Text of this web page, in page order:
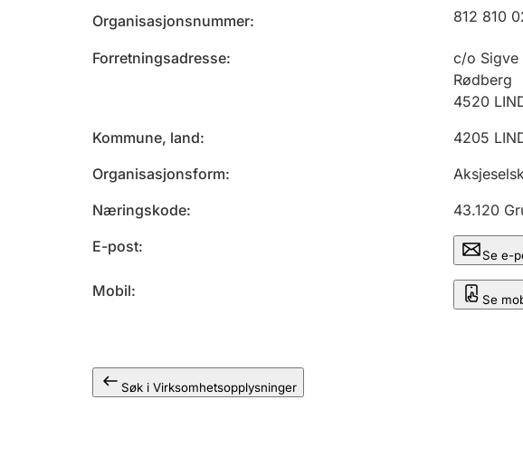
Organisasjonsnummer 812 810
Forretningsadresse
c/o Sigve
Rødberg
4520
Kommune, land
4205
Organisasjonsform
Næringskode
43.120
E-post
Se e-
Mobil Se
Søk i Virksomhetsopplysninger